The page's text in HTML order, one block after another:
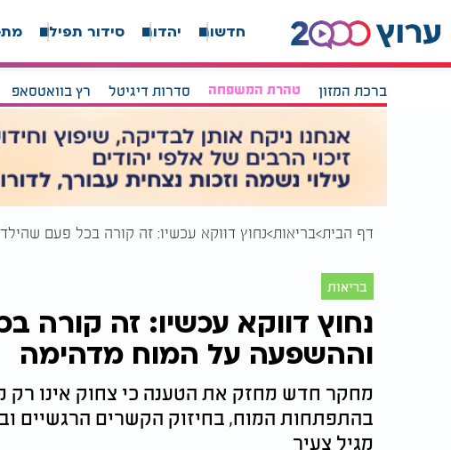
חדשות יהדות סידור תפילה
ברכת המזון טהרת המשפחה סדרות דיגיטל רץ בוואטסאפ
דף הבית בריאות נחוץ דווקא עכשיו: זה קורה בכל פעם
בריאות
נחוץ דווקא עכשיו: זה קורה
וההשפעה על המוח מדהימה
מחקר חדש מחזק את הטענה כי צחוק אינו
בהתפתחות המוח, בחיזוק הקשרים הרגשיים
מגיל צעיר